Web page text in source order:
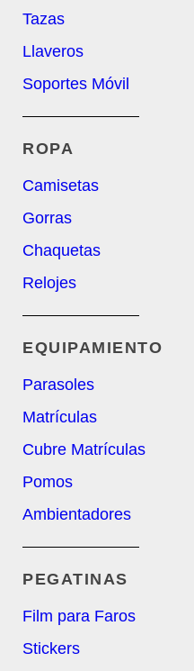
Tazas
Llaveros
Soportes Móvil
ROPA
Camisetas
Gorras
Chaquetas
Relojes
EQUIPAMIENTO
Parasoles
Matrículas
Cubre Matrículas
Pomos
Ambientadores
PEGATINAS
Film para Faros
Stickers